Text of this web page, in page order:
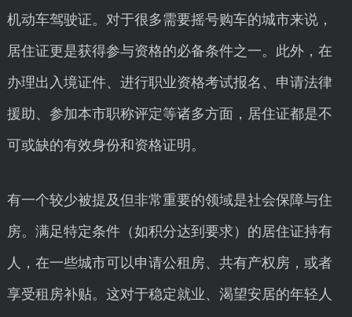
机动车驾驶证。对于很多需要摇号购车的城市来说，
居住证更是获得参与资格的必备条件之一。此外，在
办理出入境证件、进行职业资格考试报名、申请法律
援助、参加本市职称评定等诸多方面，居住证都是不
可或缺的有效身份和资格证明。
有一个较少被提及但非常重要的领域是社会保障与住
房。满足特定条件（如积分达到要求）的居住证持有
人，在一些城市可以申请公租房、共有产权房，或者
享受租房补贴。这对于稳定就业、渴望安居的年轻人